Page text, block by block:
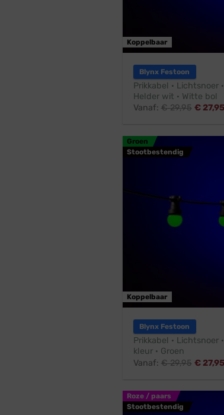
Koppelbaar
Blynx Festoon
Prikkabel · Lichtsnoer
Helder wit · Witte bol
Vanaf: €29,95 €27,95
Groen
Stootbestendig
Koppelbaar
Blynx Festoon
Prikkabel · Lichtsnoer
kleur · Groen
Vanaf: €29,95 €27,95
Roze / paars
Stootbestendig